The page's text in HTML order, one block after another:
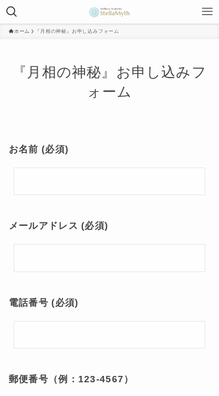
ホーム 『月相の神秘』お申し込みフォーム
『月相の神秘』お申し込みフ
ォーム
お名前 (必須)
メールアドレス (必須)
電話番号 (必須)
郵便番号（例：123-4567）